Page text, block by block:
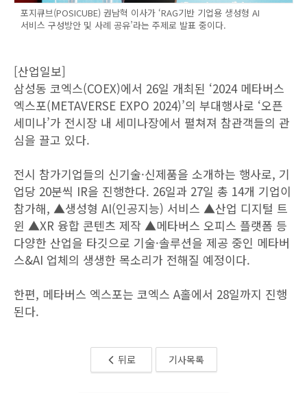
포지큐브(POSICUBE) 권남혁 이사가 ‘RAG기반 기업용 생성형 AI
서비스 구성방안 및 사례 공유’라는 주제로 발표 중이다.
[산업일보]
삼성동 코엑스(COEX)에서 26일 개최된 ‘2024 메타버스
엑스포(METAVERSE EXPO 2024)’의 부대행사로 ‘오픈
세미나’가 전시장 내 세미나장에서 펼쳐져 참관객들의 관
심을 끌고 있다.
전시 참가기업들의 신기술·신제품을 소개하는 행사로, 기
업당 20분씩 IR을 진행한다. 26일과 27일 총 14개 기업이
참가해, ▲생성형 AI(인공지능) 서비스 ▲산업 디지털 트
윈 ▲XR 융합 콘텐츠 제작 ▲메타버스 오피스 플랫폼 등
다양한 산업을 타깃으로 기술·솔루션을 제공 중인 메타버
스&AI 업체의 생생한 목소리가 전해질 예정이다.
한편, 메타버스 엑스포는 코엑스 A홀에서 28일까지 진행
된다.
뒤로 기사목록